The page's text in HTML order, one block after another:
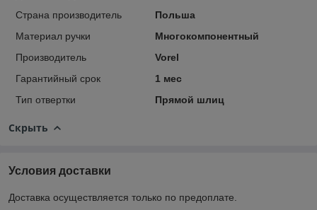
Страна производитель
Польша
Материал ручки
Многокомпонентный
Производитель
Vorel
Гарантийный срок
1 мес
Тип отвертки
Прямой шлиц
Скрыть
Условия доставки
Доставка осуществляется только по предоплате.